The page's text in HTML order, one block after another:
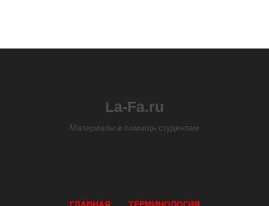
La-Fa.ru
Материалы в помощь студентам